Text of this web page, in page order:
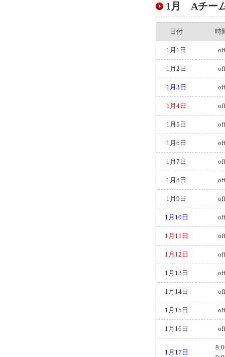
1月 Aチー
日付 時
1月1日 off
1月2日 off
1月3日 off
1月4日 off
1月5日 off
1月6日 off
1月7日 off
1月8日 off
1月9日 off
1月10日 off
1月11日 off
1月12日 off
1月13日 off
1月14日 off
1月15日 off
1月16日 off
1月17日